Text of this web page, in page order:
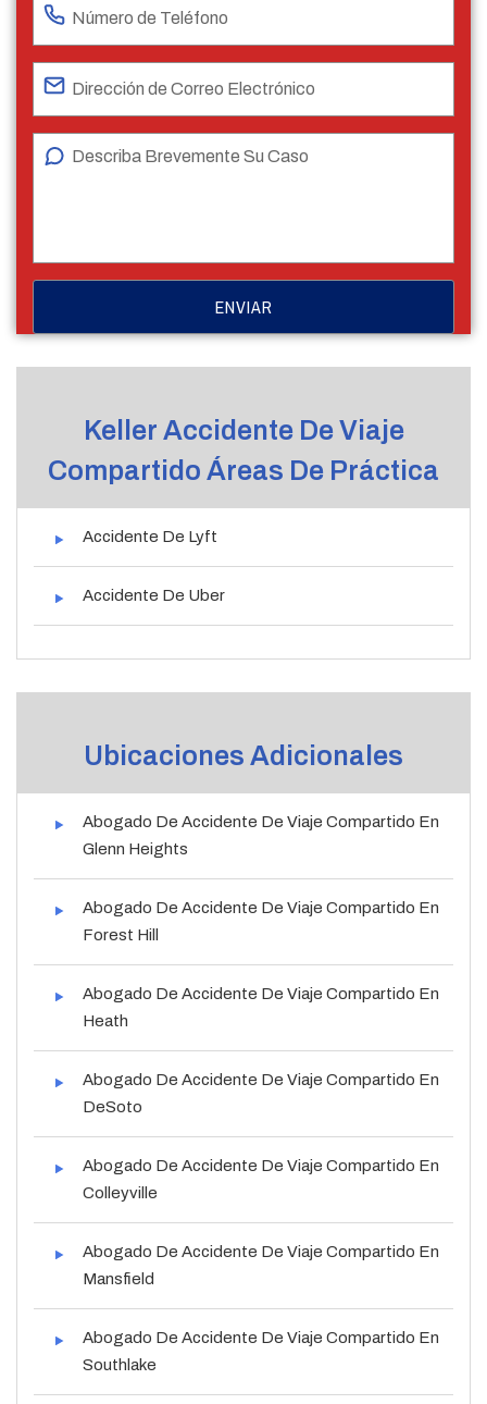
Keller Accidente De Viaje
Compartido Áreas De Práctica
Accidente De Lyft
Accidente De Uber
Ubicaciones Adicionales
Abogado De Accidente De Viaje Compartido En
Glenn Heights
Abogado De Accidente De Viaje Compartido En
Forest Hill
Abogado De Accidente De Viaje Compartido En
Heath
Abogado De Accidente De Viaje Compartido En
DeSoto
Abogado De Accidente De Viaje Compartido En
Colleyville
Abogado De Accidente De Viaje Compartido En
Mansfield
Abogado De Accidente De Viaje Compartido En
Southlake